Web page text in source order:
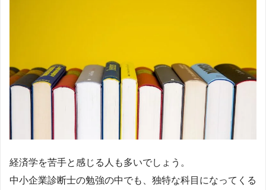
経済学を苦手と感じる人も多いでしょう。
中小企業診断士の勉強の中でも、独特な科目になってくる